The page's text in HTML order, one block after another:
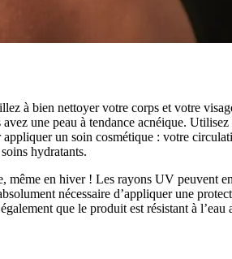
à bien nettoyer votre corps et votre
une peau à tendance acnéique.
un soin cosmétique : votre
hydratants.
en hiver ! Les rayons UV peuvent
nécessaire d’appliquer une
que le produit est résistant à